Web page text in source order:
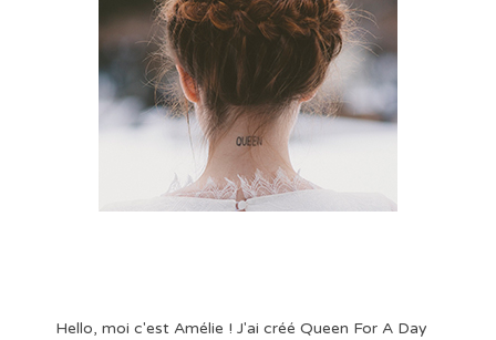
Hello, moi c'est Amélie ! J'ai créé Queen For A Day